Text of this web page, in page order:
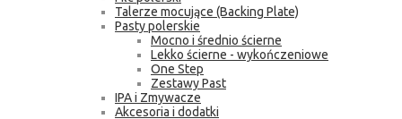
Talerze mocujące (Backing Plate)
Pasty polerskie
Mocno i średnio ścierne
Lekko ścierne - wykończeniowe
One Step
Zestawy Past
IPA i Zmywacze
Akcesoria i dodatki